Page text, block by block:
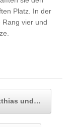
Platz. In der
vier und
und…